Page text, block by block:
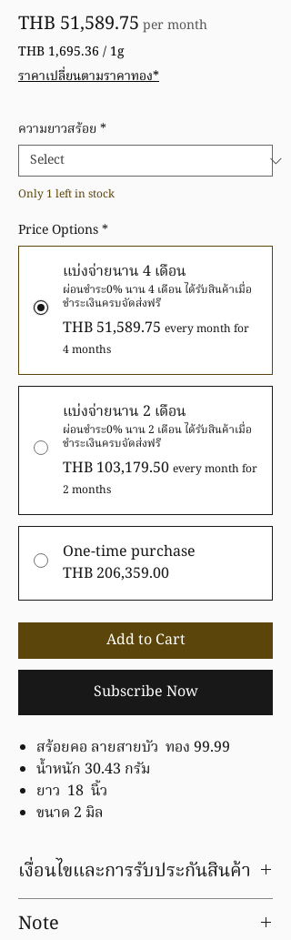
THB 51,589.75Price
per month
THB 1,695.36 / 1g
THB 1,695.36
per
Gram
ราคาเปลี่ยนตามราคาทอง*
ความยาวสร้อย *
Only 1 left in stock
Price Options*
แบ่งจ่ายนาน 4 เดือน
ผ่อนชำระ0% นาน 4 เดือน ได้รับสินค้าเมื่อ
ชำระเงินครบจัดส่งฟรี
THB 51,589.75 every month for
4 months
แบ่งจ่ายนาน 2 เดือน
ผ่อนชำระ0% นาน 2 เดือน ได้รับสินค้าเมื่อ
ชำระเงินครบจัดส่งฟรี
THB 103,179.50 every month for
2 months
One-time purchase
THB 206,359.00
Add to Cart
Subscribe Now
สร้อยคอ ลายสายบัว ทอง 99.99
น้ำหนัก 30.43 กรัม
ยาว 18 นิ้ว
ขนาด 2 มิล
เงื่อนไขและการรับประกันสินค้า
รับเปลี่ยน/ขายคืน ได้ตามราคาตลาดทอง ขึ้น/
Note